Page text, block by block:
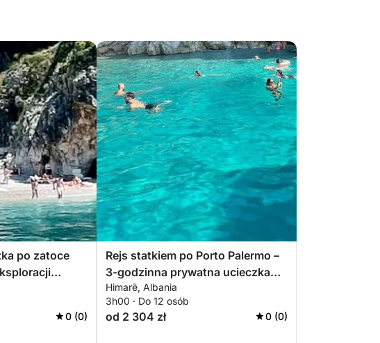
po zatoce
0 (0)
Rejs statkiem po Porto Palermo –
3-godzinna prywatna ucieczka
przez ukryte perełki i historię
wybrzeża
Himarë, Albania
3h00 · Do 12 osób
od 2 304 zł 0 (0)